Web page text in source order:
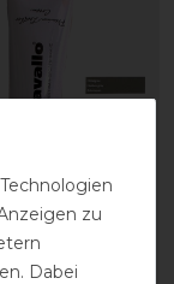
Care Creme
75 ml
zu
Dabei